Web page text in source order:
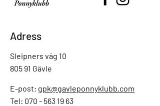
Adress
Sleipners väg 10
805 91 Gävle
E-post: gpk@gavleponnyklubb.com
Tel: 070 - 563 19 63